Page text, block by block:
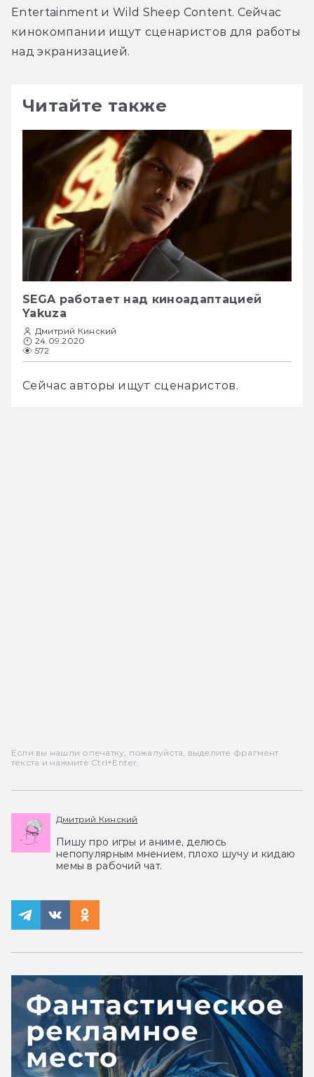
Entertainment и Wild Sheep Content. Сейчас
кинокомпании ищут сценаристов для работы
над экранизацией.
Читайте также
SEGA работает над киноадаптацией
Yakuza
Дмитрий Кинский
24.09.2020
572
Сейчас авторы ищут сценаристов.
Если вы нашли опечатку, пожалуйста, выделите фрагмент
текста и нажмите Ctrl+Enter.
Дмитрий Кинский
Пишу про игры и аниме, делюсь
непопулярным мнением, плохо шучу и кидаю
мемы в рабочий чат.